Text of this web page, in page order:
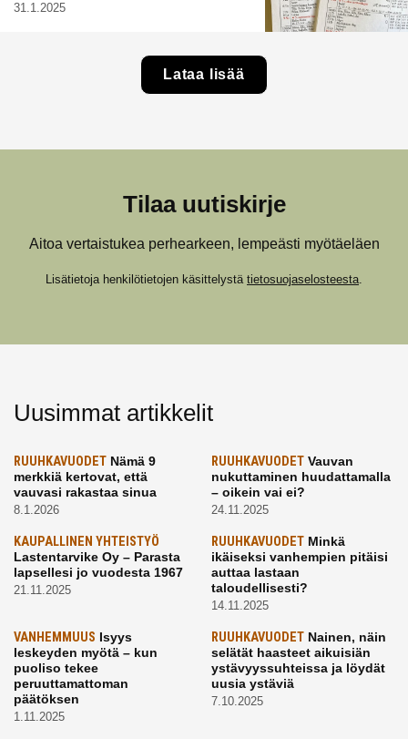
31.1.2025
Lataa lisää
Tilaa uutiskirje
Aitoa vertaistukea perhearkeen, lempeästi myötäeläen
Lisätietoja henkilötietojen käsittelystä tietosuojaselosteesta
Uusimmat artikkelit
RUUHKAVUODET Nämä 9
merkkiä kertovat, että
vauvasi rakastaa sinua
8.1.2026
RUUHKAVUODETVauvan
nukuttaminen huudattamalla
– oikein vai ei?
24.11.2025
KAUPALLINEN YHTEISTYÖ
Lastentarvike Oy – Parasta
lapsellesi jo vuodesta 1967
21.11.2025
RUUHKAVUODETMinkä
ikäiseksi vanhempien pitäisi
auttaa lastaan
taloudellisesti?
14.11.2025
VANHEMMUUS Isyys
leskeyden myötä – kun
puoliso tekee
peruuttamattoman
päätöksen
1.11.2025
RUUHKAVUODETNainen, näin
selätät haasteet aikuisiän
ystävyyssuhteissa ja löydät
uusia ystäviä
7.10.2025